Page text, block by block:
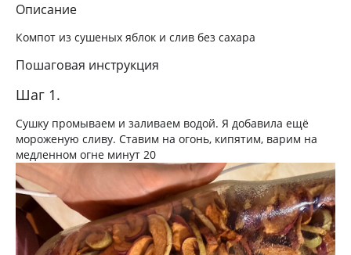
Описание
Компот из сушеных яблок и слив без сахара
Пошаговая инструкция
Шаг 1.
Сушку промываем и заливаем водой. Я добавила ещё
мороженую сливу. Ставим на огонь, кипятим, варим на
медленном огне минут 20